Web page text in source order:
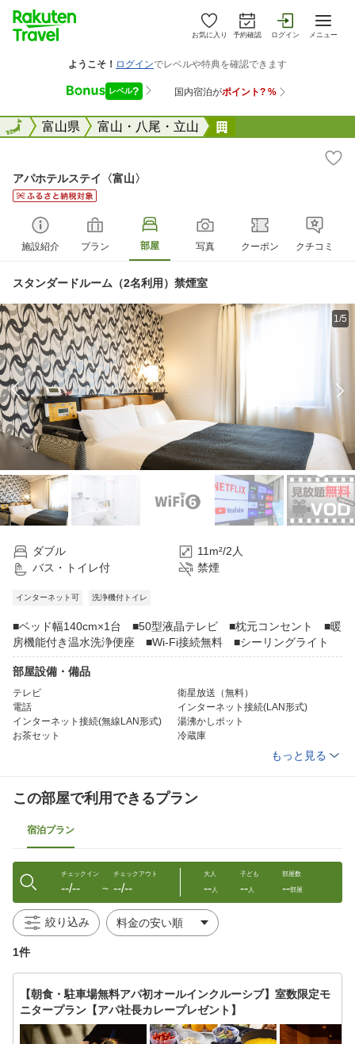
お気に入り 予約確認 ログイン メニュー
全国富山県 富山・八尾・立山
全国
アパホテルステイ〈富山〉
施設紹介 プラン 部屋 写真 クーポン クチコミ
スタンダードルーム（2名利用）禁煙室
1/5
ダブル
11m²/2人
バス・トイレ付
禁煙
インターネット可 洗浄機付トイレ
■ベッド幅140cm×1台 ■50型液晶テレビ ■枕元コンセント ■暖
房機能付き温水洗浄便座 ■Wi-Fi接続無料 ■シーリングライト
部屋設備・備品
テレビ
衛星放送（無料）
電話
インターネット接続(LAN形式)
インターネット接続(無線LAN形式)
湯沸かしポット
お茶セット
冷蔵庫
ズボンプレッサー(貸出)
シャンプー
コンディショナー
ハミガキセット
カミソリ
タオル
くつろぎ着の作務衣
もっと見る
この部屋で利用できるプラン
宿泊プラン
チェックイン
--/-- 〜
チェックアウト
--/--
大人
--人
子ども
-- 人
部屋数
--部屋
絞り込み
1件
【朝食・駐車場無料アパ初オールインクルーシブ】室数限定モ
ニタープラン【アパ社長カレープレゼント】